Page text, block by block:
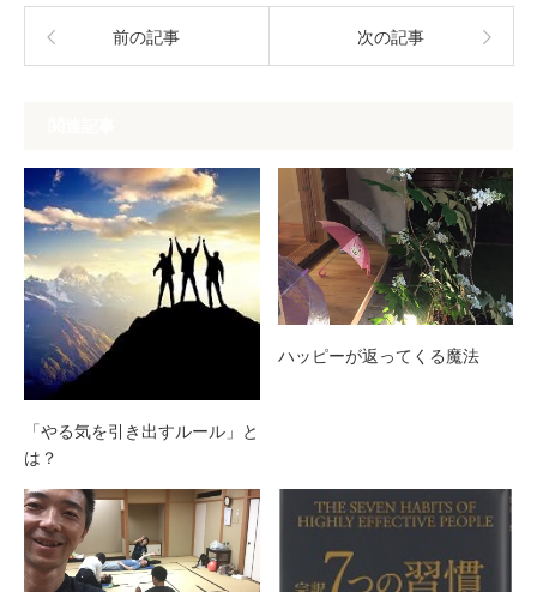
前の記事 次の記事
「やる気を引き出すルール」と
は？
ハッピーが返ってくる魔法